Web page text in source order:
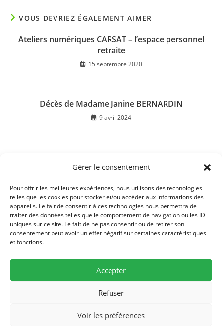
Gérer le consentement
Pour offrir les meilleures expériences, nous utilisons des technologies
telles que les cookies pour stocker et/ou accéder aux informations des
appareils. Le fait de consentir à ces technologies nous permettra de
traiter des données telles que le comportement de navigation ou les ID
uniques sur ce site. Le fait de ne pas consentir ou de retirer son
consentement peut avoir un effet négatif sur certaines caractéristiques
et fonctions.
Accepter
Refuser
Voir les préférences
VOUS DEVRIEZ ÉGALEMENT AIMER
Ateliers numériques CARSAT – l’espace personnel
retraite
15 septembre 2020
Décès de Madame Janine BERNARDIN
9 avril 2024
Inscription sur les listes électorales
Mairie de Bussières, 19 rue de l'église, F-70190 Bussières - Tél./Fax (0)3
81 57 77 84